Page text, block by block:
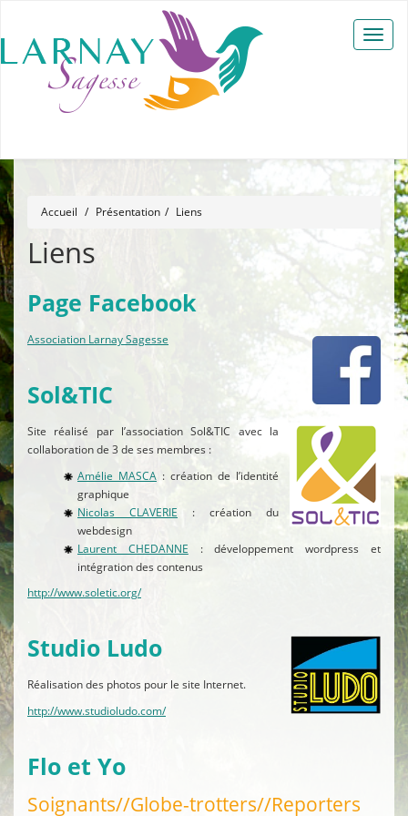
Toggle
Accueil Présentation Liens
Liens
Page Facebook
Association Larnay Sagesse
Sol&TIC
Site réalisé par l’association Sol&TIC avec la
collaboration de 3 de ses membres :
Amélie MASCA : création de l’identité
graphique
Nicolas CLAVERIE : création du
webdesign
Laurent CHEDANNE : développement wordpress et
intégration des contenus
http://www.soletic.org/
Studio Ludo
Réalisation des photos pour le site Internet.
http://www.studioludo.com/
Flo et Yo
Soignants//Globe-trotters//Reporters